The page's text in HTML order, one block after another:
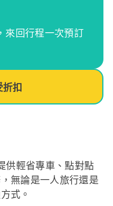
來回行程一次預訂
折扣
輕省專車、點對點
無論是一人旅行還是
式。